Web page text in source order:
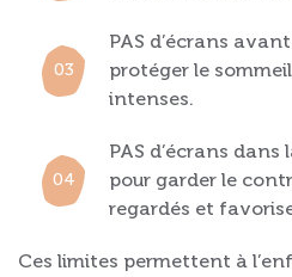
PAS d’écrans
protéger le
intenses.
PAS d’écrans
pour garder le
regardés et
Ces limites permettent à